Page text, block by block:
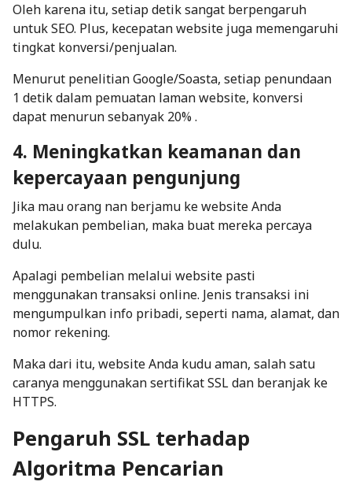
Oleh karena itu, setiap detik sangat berpengaruh
untuk SEO. Plus, kecepatan website juga memengaruhi
tingkat konversi/penjualan.
Menurut penelitian Google/Soasta, setiap penundaan
1 detik dalam pemuatan laman website, konversi
dapat menurun sebanyak 20% .
4. Meningkatkan keamanan dan
kepercayaan pengunjung
Jika mau orang nan berjamu ke website Anda
melakukan pembelian, maka buat mereka percaya
dulu.
Apalagi pembelian melalui website pasti
menggunakan transaksi online. Jenis transaksi ini
mengumpulkan info pribadi, seperti nama, alamat, dan
nomor rekening.
Maka dari itu, website Anda kudu aman, salah satu
caranya menggunakan sertifikat SSL dan beranjak ke
HTTPS.
Pengaruh SSL terhadap
Algoritma Pencarian